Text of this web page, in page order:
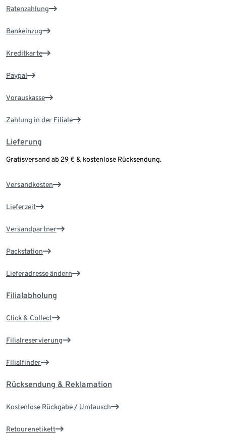
Ratenzahlung
Bankeinzug
Kreditkarte
Paypal
Vorauskasse
Zahlung in der Filiale
Lieferung
Gratisversand ab 29 € & kostenlose Rücksendung.
Versandkosten
Lieferzeit
Versandpartner
Packstation
Lieferadresse ändern
Filialabholung
Click & Collect
Filialreservierung
Filialfinder
Rücksendung & Reklamation
Kostenlose Rückgabe / Umtausch
Retourenetikett